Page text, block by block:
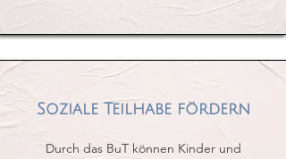
Soziale Teilhabe fördern
Durch das BuT können Kinder und